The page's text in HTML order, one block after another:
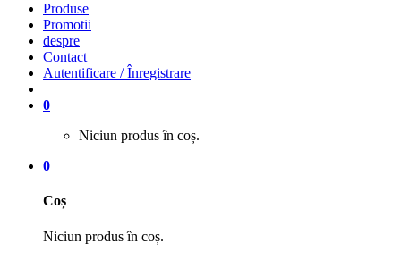
Produse
Promotii
despre
Contact
Autentificare / Înregistrare
0
Niciun produs în coș.
0
Coș
Niciun produs în coș.